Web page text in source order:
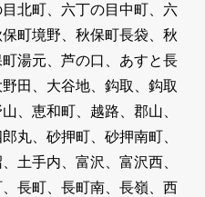
北町、六丁の目中町、六
町境野、秋保町長袋、秋
湯元、芦の口、あすと長
田、大谷地、鈎取、鈎取
、恵和町、越路、郡山、
丸、砂押町、砂押南町、
土手内、富沢、富沢西、
長町、長町南、長嶺、西